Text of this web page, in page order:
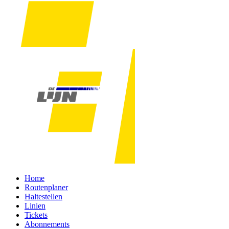
Home
Routenplaner
Haltestellen
Linien
Tickets
Abonnements